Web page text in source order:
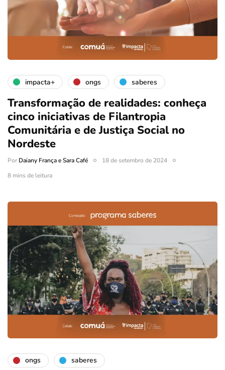
impacta+ ongs saberes
Transformação de realidades: conheça
cinco iniciativas de Filantropia
Comunitária e de Justiça Social no
Nordeste
PorDaiany França e Sara Café
18 de setembro de 2024
8 mins de leitura
ongs saberes